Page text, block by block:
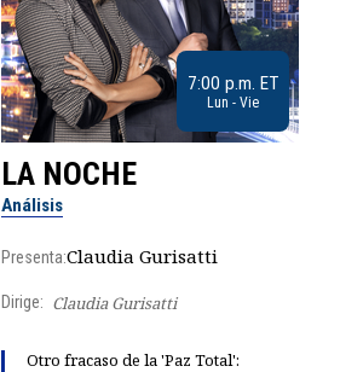
7:00 p.m. ET
Lun - Vie
LA NOCHE
Análisis
Presenta:Claudia Gurisatti
Dirige: Claudia Gurisatti
Otro fracaso de la 'Paz Total':